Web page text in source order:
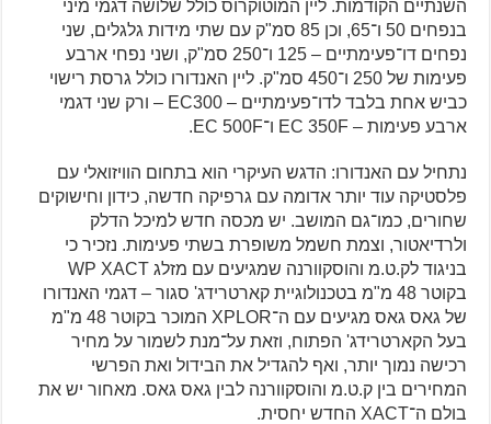
השנתיים הקודמות. ליין המוטוקרוס כולל שלושה דגמי מיני
בנפחים 50 ו־65, וכן 85 סמ"ק עם שתי מידות גלגלים, שני
נפחים דו־פעימתיים – 125 ו־250 סמ"ק, ושני נפחי ארבע
פעימות של 250 ו־450 סמ"ק. ליין האנדורו כולל גרסת רישוי
כביש אחת בלבד לדו־פעימתיים – EC300 – ורק שני דגמי
ארבע פעימות – EC 350F ו־EC 500F.
נתחיל עם האנדורו: הדגש העיקרי הוא בתחום הוויזואלי עם
פלסטיקה עוד יותר אדומה עם גרפיקה חדשה, כידון וחישוקים
שחורים, כמו־גם המושב. יש מכסה חדש למיכל הדלק
ולרדיאטור, וצמת חשמל משופרת בשתי פעימות. נזכיר כי
בניגוד לק.ט.מ והוסקוורנה שמגיעים עם מזלג WP XACT
בקוטר 48 מ"מ בטכנולוגיית קארטרידג' סגור – דגמי האנדורו
של גאס גאס מגיעים עם ה־XPLOR המוכר בקוטר 48 מ"מ
בעל הקארטרידג' הפתוח, וזאת על־מנת לשמור על מחיר
רכישה נמוך יותר, ואף להגדיל את הבידול ואת הפרשי
המחירים בין ק.ט.מ והוסקוורנה לבין גאס גאס. מאחור יש את
בולם ה־XACT החדש יחסית.